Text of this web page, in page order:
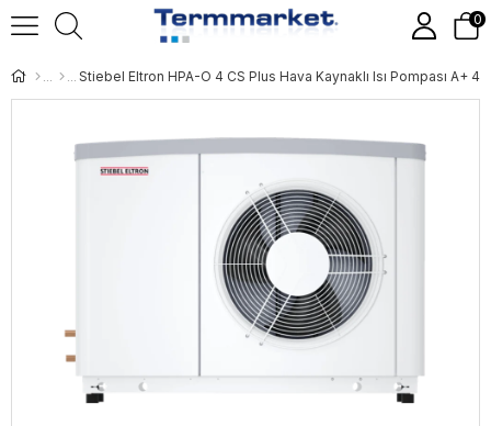
0
Stiebel Eltron HPA-O 4 CS Plus Hava Kaynaklı Isı Pompası A+ 4